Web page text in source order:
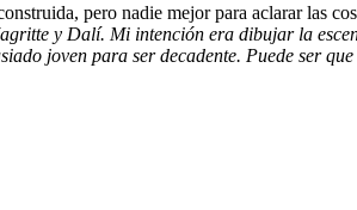
pero nadie mejor para aclarar las
y Dalí. Mi intención era dibujar la
joven para ser decadente. Puede ser